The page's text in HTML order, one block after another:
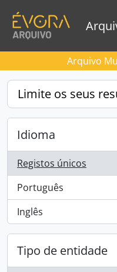
Arquivo
Limite os seus
Idioma
Registos únicos
, 246 resultados
Português
, 246 resultados
Inglês
, 1 resultados
Tipo de entidade